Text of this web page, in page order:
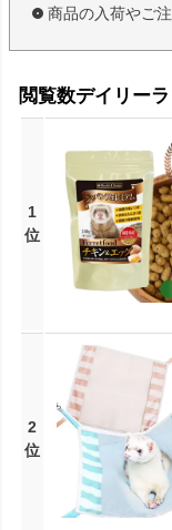
商品の入荷やご
閲覧数デイリー
1
位
2
位